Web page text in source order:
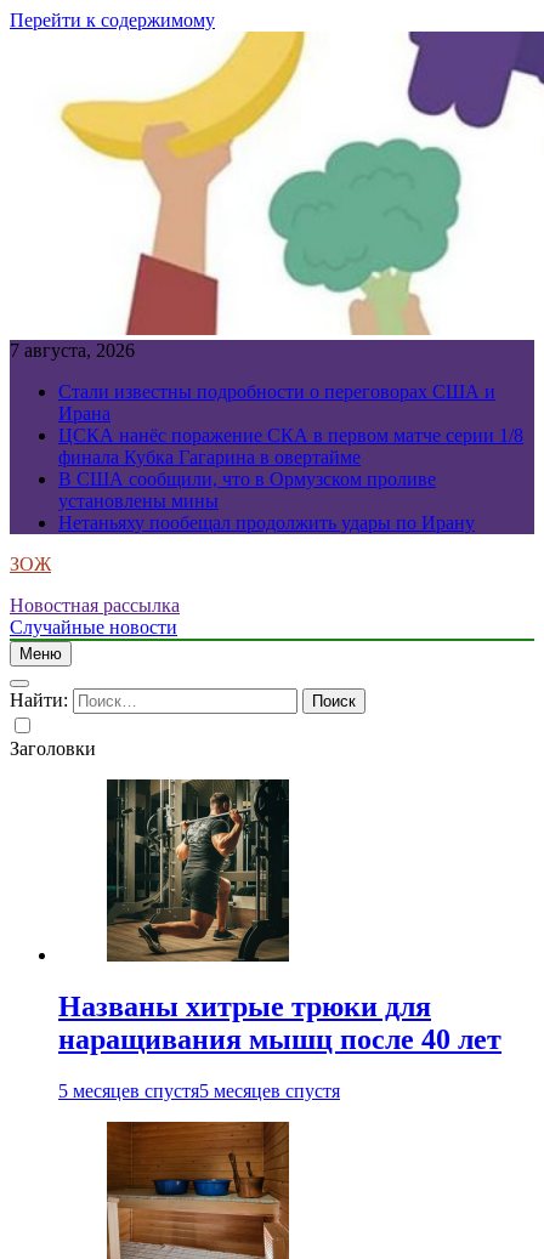
Перейти к содержимому
7 августа, 2026
Стали известны подробности о переговорах США и
Ирана
ЦСКА нанёс поражение СКА в первом матче серии 1/8
финала Кубка Гагарина в овертайме
В США сообщили, что в Ормузском проливе
установлены мины
Нетаньяху пообещал продолжить удары по Ирану
ЗОЖ
Новостная рассылка
Случайные новости
Меню
Найти:
Заголовки
Названы хитрые трюки для
наращивания мышц после 40 лет
5 месяцев спустя5 месяцев спустя